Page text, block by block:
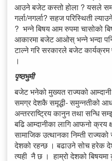
आउने बजेट कस्तो होला ? यसले
गर्ला/नगर्ला? सहज परिस्थिती
? भन्ने बिषय आम रुपमा चासोको
आकारमा बजेट आओस् भन्ने भन्दा
टाल्ने गरि सरकारले बजेट कार्यक्रम
।
पृष्ठभुमी
बजेट भनेको मुख्यत राज्यको
समग्र देशकै समृद्धी- समुन्नतीको
अन्तरराष्ट्रिय कानुन तथा सन्धि
बढि आम्दानीका लागि आफनो क्रय
सामाजिक उत्थानका निम्ती
देशको रहन्छ । बढाउने सोच हरेक
त्यही नै छ । हाम्रो देशको बिषयमा